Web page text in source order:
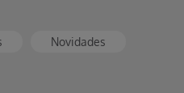
Novidades